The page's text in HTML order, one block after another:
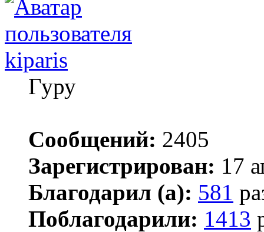
kiparis
Гуру
Сообщений: 2405
Зарегистрирован: 17
Благодарил (а): 581
Поблагодарили: 1413